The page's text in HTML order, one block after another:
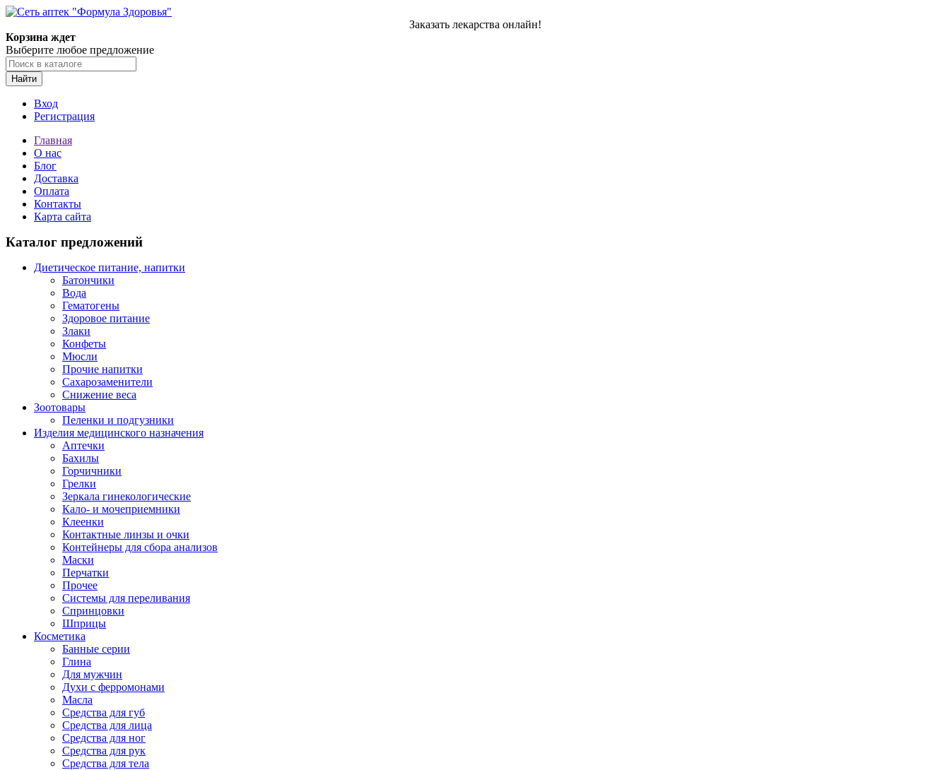
Заказать лекарства онлайн!
Корзина ждет
Выберите любое предложение
Найти
Вход
Регистрация
Главная
О нас
Блог
Доставка
Оплата
Контакты
Карта сайта
Каталог предложений
Диетическое питание, напитки
Батончики
Вода
Гематогены
Здоровое питание
Злаки
Конфеты
Мюсли
Прочие напитки
Сахарозаменители
Снижение веса
Зоотовары
Пеленки и подгузники
Изделия медицинского назначения
Аптечки
Бахилы
Горчичники
Грелки
Зеркала гинекологические
Кало- и мочеприемники
Клеенки
Контактные линзы и очки
Контейнеры для сбора анализов
Маски
Перчатки
Прочее
Системы для переливания
Спринцовки
Шприцы
Косметика
Банные серии
Глина
Для мужчин
Духи с ферромонами
Масла
Средства для губ
Средства для лица
Средства для ног
Средства для рук
Средства для тела